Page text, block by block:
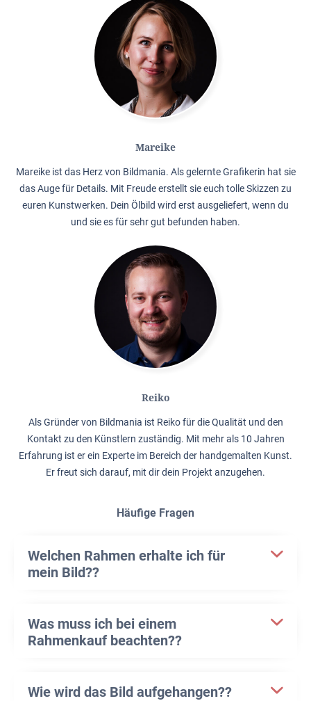
Mareike
Mareike ist das Herz von Bildmania. Als gelernte Grafikerin hat sie
das Auge für Details. Mit Freude erstellt sie euch tolle Skizzen zu
euren Kunstwerken. Dein Ölbild wird erst ausgeliefert, wenn du
und sie es für sehr gut befunden haben.
Reiko
Als Gründer von Bildmania ist Reiko für die Qualität und den
Kontakt zu den Künstlern zuständig. Mit mehr als 10 Jahren
Erfahrung ist er ein Experte im Bereich der handgemalten Kunst.
Er freut sich darauf, mit dir dein Projekt anzugehen.
Häufige Fragen
Welchen Rahmen erhalte ich für
mein Bild??
Was muss ich bei einem
Rahmenkauf beachten??
Wie wird das Bild aufgehangen??